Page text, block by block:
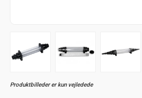
Produktbilleder er kun vejledede